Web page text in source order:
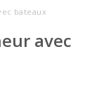
bateaux
avec